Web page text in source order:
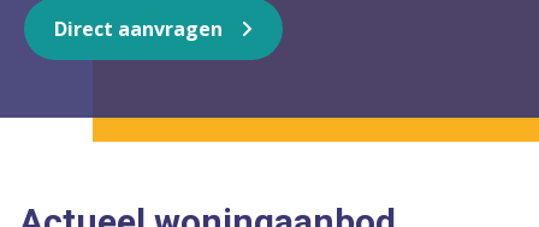
Direct aanvragen